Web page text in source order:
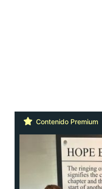
Contenido Premium